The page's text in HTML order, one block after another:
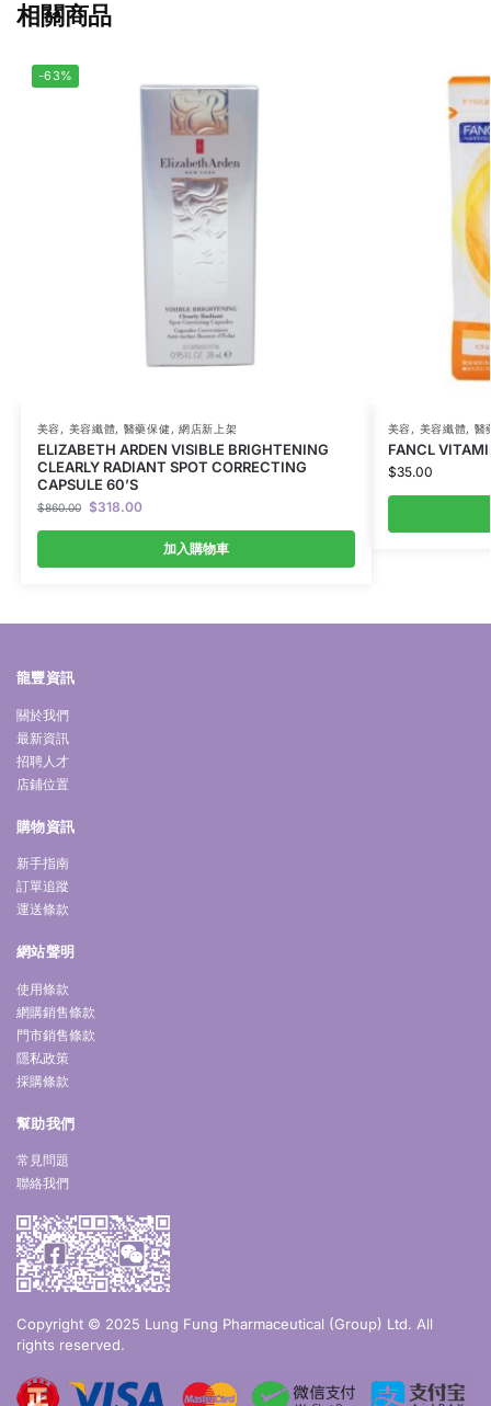
相關商品
-63%
美容, 美容纖體, 醫藥保健, 網店新上架
ELIZABETH ARDEN VISIBLE BRIGHTENING
CLEARLY RADIANT SPOT CORRECTING
CAPSULE 60’S
$860.00 $318.00
加入購物車
美容, 美容纖體, 醫
FANCL
$35.00
龍豐資訊
關於我們
最新資訊
招聘人才
店鋪位置
購物資訊
新手指南
訂單追蹤
運送條款
網站聲明
使用條款
網購銷售條款
門市銷售條款
隱私政策
採購條款
幫助我們
常見問題
聯絡我們
Copyright © 2025 Lung Fung Pharmaceutical (Group) Ltd. All
rights reserved.